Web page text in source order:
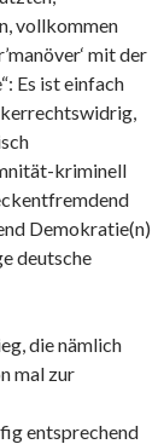
vollkommen
mit der
Es ist einfach
kriminell
Demokratie(n)
deutsche
die nämlich
mal zur
entsprechend